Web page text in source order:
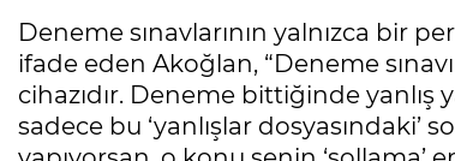
Deneme sınavlarının yalnızca bir
ifade eden Akoğlan, “Deneme
cihazıdır. Deneme bittiğinde yanlış
sadece bu ‘yanlışlar dosyasındaki’